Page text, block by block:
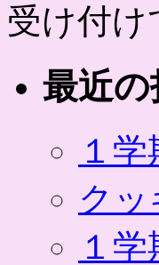
受け付け
最近の
１
ク
１